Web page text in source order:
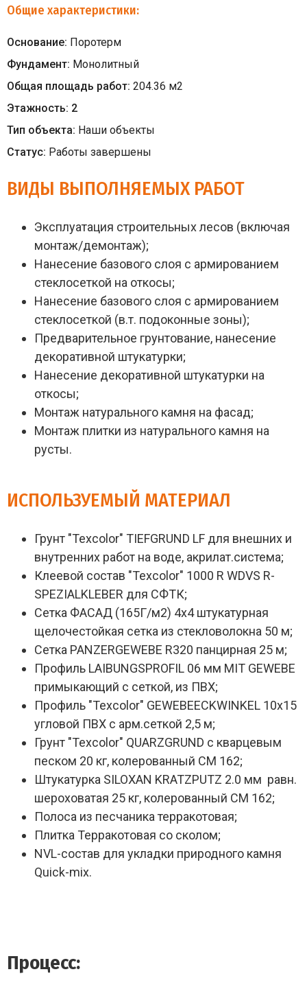
Общие характеристики:
Основание: Поротерм
Фундамент: Монолитный
Общая площадь работ: 204.36 м2
Этажность: 2
Тип объекта: Наши объекты
Статус: Работы завершены
ВИДЫ ВЫПОЛНЯЕМЫХ РАБОТ
Эксплуатация строительных лесов (включая
монтаж/демонтаж);
Нанесение базового слоя с армированием
стеклосеткой на откосы;
Нанесение базового слоя с армированием
стеклосеткой (в.т. подоконные зоны);
Предварительное грунтование, нанесение
декоративной штукатурки;
Нанесение декоративной штукатурки на
откосы;
Монтаж натурального камня на фасад;
Монтаж плитки из натурального камня на
русты.
ИСПОЛЬЗУЕМЫЙ МАТЕРИАЛ
Грунт "Texcolor" TIEFGRUND LF для внешних и
внутренних работ на воде, акрилат.система;
Клеевой состав "Texcolor" 1000 R WDVS R-
SPEZIALKLEBER для СФТК;
Сетка ФАСАД (165Г/м2) 4х4 штукатурная
щелочестойкая сетка из стекловолокна 50 м;
Сетка PANZERGEWEBE R320 панцирная 25 м;
Профиль LAIBUNGSPROFIL 06 мм MIT GEWEBE
примыкающий с сеткой, из ПВХ;
Профиль "Texcolor" GEWEBEECKWINKEL 10х15
угловой ПВХ с арм.сеткой 2,5 м;
Грунт "Texcolor" QUARZGRUND с кварцевым
песком 20 кг, колерованный CM 162;
Штукатурка SILOXAN KRATZPUTZ 2.0 мм равн.
шероховатая 25 кг, колерованный CM 162;
Полоса из песчаника терракотовая;
Плитка Терракотовая со сколом;
NVL-состав для укладки природного камня
Quick-mix.
Процесс: